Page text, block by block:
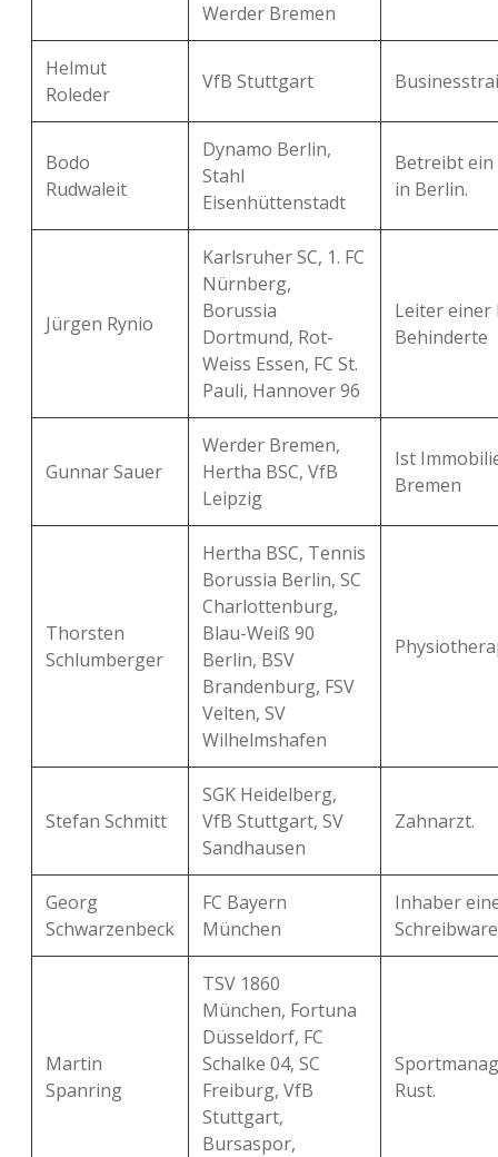
Werder Bremen
Helmut
Roleder
VfB Stuttgart
Bodo
Rudwaleit
Dynamo Berlin,
Stahl
Eisenhüttenstadt
Betreibt
in Berlin.
Jürgen Rynio
Karlsruher SC, 1. FC
Nürnberg,
Borussia
Dortmund, Rot-
Weiss Essen, FC St.
Pauli, Hannover 96
Leiter
Behinderte
Gunnar Sauer
Werder Bremen,
Hertha BSC, VfB
Leipzig
Ist
Bremen
Thorsten
Schlumberger
Hertha BSC, Tennis
Borussia Berlin, SC
Charlottenburg,
Blau-Weiß 90
Berlin, BSV
Brandenburg, FSV
Velten, SV
Wilhelmshafen
Stefan Schmitt
SGK Heidelberg,
VfB Stuttgart, SV
Sandhausen
Zahnarzt.
Georg
Schwarzenbeck
FC Bayern
München
Inhaber
Martin
Spanring
TSV 1860
München, Fortuna
Düsseldorf, FC
Schalke 04, SC
Freiburg, VfB
Stuttgart,
Bursaspor,
Rust.